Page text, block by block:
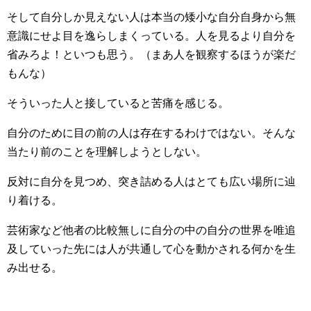
そして自分しか見えない人は本当の矮小な自分自身から無
意識にせよ目を逸らしまくっている。人を見るより自分を
省みろよ！といつも思う。（まあ人を観察するほうが楽だ
もんな）
そういった人と接していると苦痛を感じる。
自分のために目の前の人は存在するわけではない。そんな
当たり前のことを理解しようとしない。
反対に自分を見つめ、突き詰める人はとても広い場所に辿
り着ける。
芸術家など他者の比較無しに自分の中の自分の世界を唯追
及していった先には人が共通して心を動かされる何かを生
み出せる。